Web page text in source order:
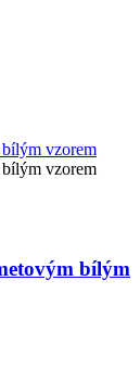
bílým